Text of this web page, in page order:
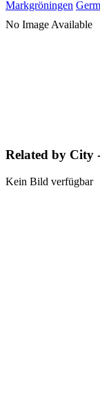
Markgröningen
No Image Available
Related by City
Kein Bild verfügbar